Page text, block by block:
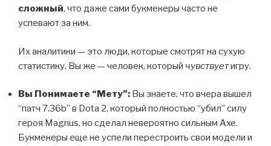
сложный, что даже сами букмекеры часто не
успевают за ним.
Их аналитики — это люди, которые смотрят на сухую
статистику. Вы же — человек, который чувствуетигру.
Вы Понимаете “Мету”: Вы знаете, что вчера вышел
“патч 7.36b” в Dota 2, который полностью “убил” силу
героя Magnus, но сделал невероятно сильным Axe.
Букмекеры еще не успели перестроить свои модели и